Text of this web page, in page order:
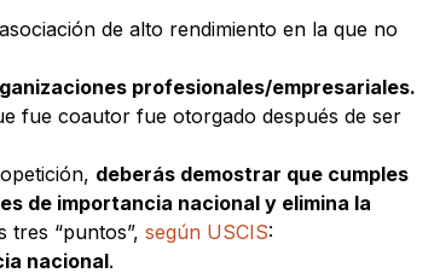
de alto rendimiento en la que no
profesionales/empresariales.
fue coautor fue otorgado después de ser
deberás demostrar que cumples
de importancia nacional y elimina la
“puntos”, según USCIS:
nacional.